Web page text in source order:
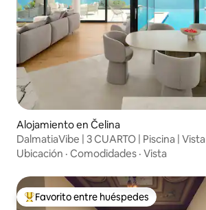
Alojamiento en Čelina
DalmatiaVibe | 3 CUARTO | Piscina | Vista
Ubicación · Comodidades · Vista
Favorito entre huéspedes preferido
Favorito entre huéspedes